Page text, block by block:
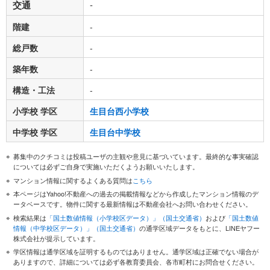
交通 -
階建
-
総戸数
-
築年数
-
構造・工法
-
小学校 学区
生目台西小学校
中学校 学区
生目台中学校
募集中のクチコミは投稿ユーザの主観や意見に基づいています。最終的な事実確認
については必ずご自身で実施いただくようお願いいたします。
マンション情報に関するよくある質問はこちら
本ページはYahoo!不動産への過去の掲載情報などから作成したマンション情報のデ
ータベースです。物件に関する最新情報は不動産会社へお問い合わせください。
検索結果は 「国土数値情報（小学校区データ）」（国土交通省） および 「国土数値
情報（中学校区データ）」（国土交通省） の通学区域データをもとに、LINEヤフー
株式会社が提示しています。
学区情報は通学区域を証明するものではありません。通学区域は正確でない場合が
ありますので、詳細については必ず各教育委員会、各市町村にお問合せください。